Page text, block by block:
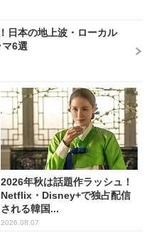
日本の地上波・ローカル
6選
2026年秋は話題作ラッシュ！
Netflix・Disney+で独占配信
される韓国...
2026.08.07